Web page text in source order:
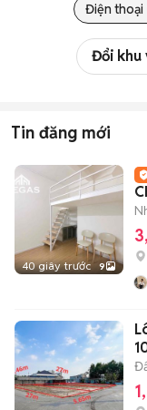
Điện thoại
Đổi khu
Tin đăng mới
40 giây trước 9